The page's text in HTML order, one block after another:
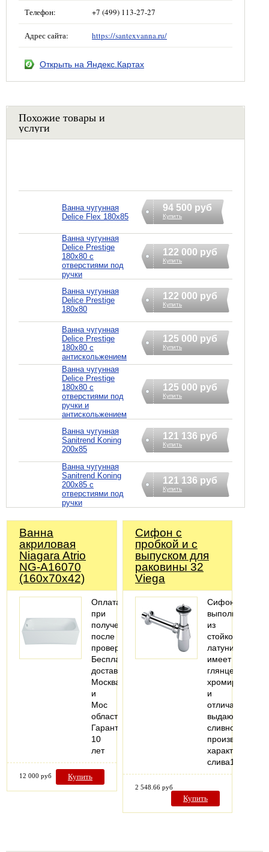
Телефон: +7 (499) 113-27-27
Адрес сайта: https://santexvanna.ru/
Открыть на Яндекс.Картах
Похожие товары и
услуги
Ванна чугунная
Delice Flex 180x85
94 500 руб
Купить
Ванна чугунная
Delice Prestige
180x80 с
отверстиями под
ручки
122 000 руб
Купить
Ванна чугунная
Delice Prestige
180x80
122 000 руб
Купить
Ванна чугунная
Delice Prestige
180x80 с
антискольжением
125 000 руб
Купить
Ванна чугунная
Delice Prestige
180x80 с
отверстиями под
ручки и
антискольжением
125 000 руб
Купить
Ванна чугунная
Sanitrend Koning
200х85
121 136 руб
Купить
Ванна чугунная
Sanitrend Koning
200х85 с
отверстиями под
ручки
121 136 руб
Купить
Ванна
акриловая
Niagara Atrio
NG-A16070
(160х70х42)
Оплата
при
получении
после
проверки
Бесплатная
доставка
Москва
и
Мос
область
Гарантия
10
лет
12 000 руб Купить
Сифoн с
пробкой и с
выпуском для
раковины 32
Viega
Сифон
выполнен
из
стойкой
латуни,
имеет
глянцевое
хромирование
и
отличается
выдающейся
сливной
слива1…
2 548.66 руб
Купить